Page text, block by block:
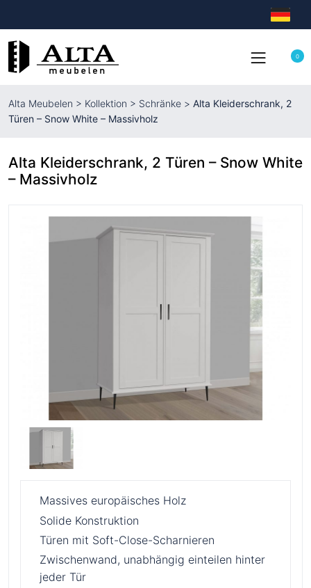
0
Alta Meubelen > Kollektion > Schränke > Alta Kleiderschrank, 2
Türen – Snow White – Massivholz
Alta Kleiderschrank, 2 Türen – Snow White
– Massivholz
Massives europäisches Holz
Solide Konstruktion
Türen mit Soft-Close-Scharnieren
Zwischenwand, unabhängig einteilen hinter
jeder Tür